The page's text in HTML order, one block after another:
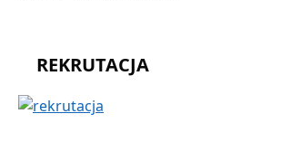
REKRUTACJA